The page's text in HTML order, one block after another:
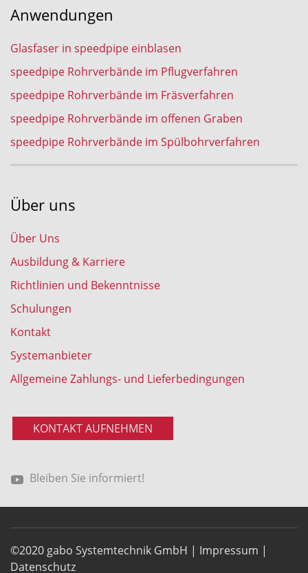
Anwendungen
Glasfaser in speedpipe einblasen
speedpipe Rohrverbände im Pflugverfahren
speedpipe Rohrverbände im Fräsverfahren
speedpipe Rohrverbände im offenen Graben
speedpipe Rohrverbände im Spülbohrverfahren
Über uns
Über Uns
Ausbildung & Karriere
Richtlinien und Bekenntnisse
Schulungen
Kontakt
Systemanbieter
Allgemeine Zahlungs- und Lieferbedingungen
KONTAKT AUFNEHMEN
Bleiben Sie informiert!
©2020 gabo Systemtechnik GmbH | Impressum |
Datenschutz